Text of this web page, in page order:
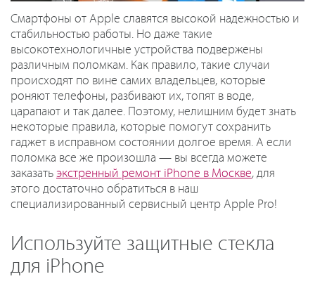
Смартфоны от Apple славятся высокой надежностью и
стабильностью работы. Но даже такие
высокотехнологичные устройства подвержены
различным поломкам. Как правило, такие случаи
происходят по вине самих владельцев, которые
роняют телефоны, разбивают их, топят в воде,
царапают и так далее. Поэтому, нелишним будет знать
некоторые правила, которые помогут сохранить
гаджет в исправном состоянии долгое время. А если
поломка все же произошла — вы всегда можете
заказать экстренный ремонт iPhone в Москве, для
этого достаточно обратиться в наш
специализированный сервисный центр Apple Pro!
Используйте защитные стекла
для iPhone